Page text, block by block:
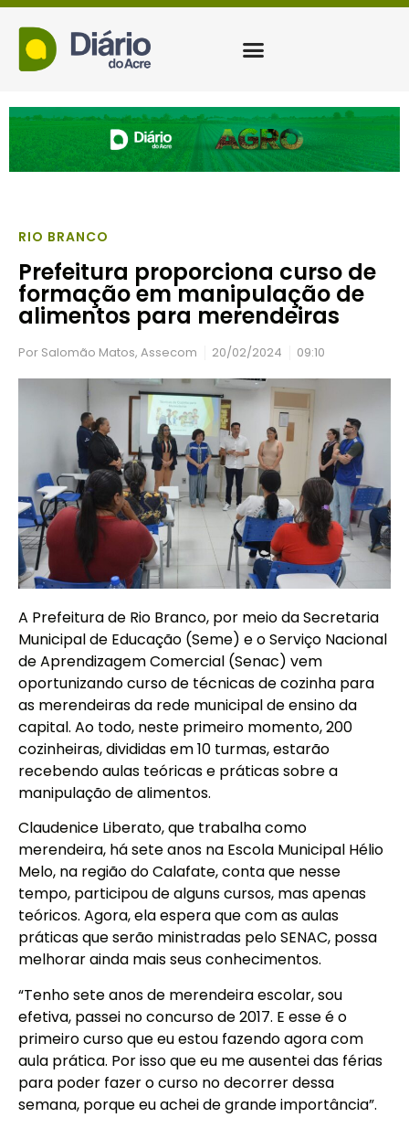
RIO BRANCO
Prefeitura proporciona curso de
formação em manipulação de
alimentos para merendeiras
Por Salomão Matos, Assecom 20/02/2024 09:10
A Prefeitura de Rio Branco, por meio da Secretaria
Municipal de Educação (Seme) e o Serviço Nacional
de Aprendizagem Comercial (Senac) vem
oportunizando curso de técnicas de cozinha para
as merendeiras da rede municipal de ensino da
capital. Ao todo, neste primeiro momento, 200
cozinheiras, divididas em 10 turmas, estarão
recebendo aulas teóricas e práticas sobre a
manipulação de alimentos.
Claudenice Liberato, que trabalha como
merendeira, há sete anos na Escola Municipal Hélio
Melo, na região do Calafate, conta que nesse
tempo, participou de alguns cursos, mas apenas
teóricos. Agora, ela espera que com as aulas
práticas que serão ministradas pelo SENAC, possa
melhorar ainda mais seus conhecimentos.
“Tenho sete anos de merendeira escolar, sou
efetiva, passei no concurso de 2017. E esse é o
primeiro curso que eu estou fazendo agora com
aula prática. Por isso que eu me ausentei das férias
para poder fazer o curso no decorrer dessa
semana, porque eu achei de grande importância”.